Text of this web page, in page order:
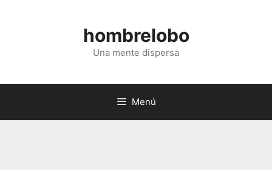
hombrelobo
Una mente dispersa
Menú